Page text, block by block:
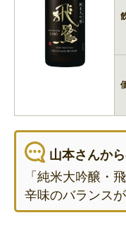
山本さんか
「純米大吟醸・
辛味のバランス